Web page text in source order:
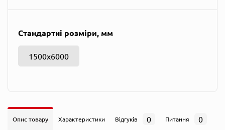
Стандартні розміри, мм
1500х6000
Опис товару Характеристики Відгуків 0 Питання 0